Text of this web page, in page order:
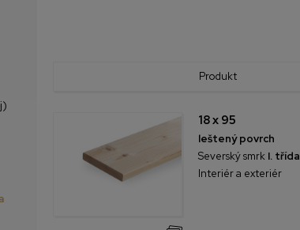
Produkt
18 x 95
leštený povrch
Severský smrk I. třída
Interiér a exteriér